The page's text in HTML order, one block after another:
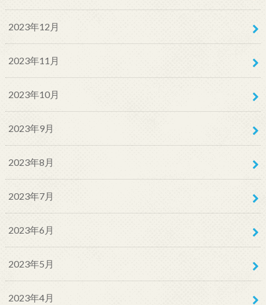
2023年12月
2023年11月
2023年10月
2023年9月
2023年8月
2023年7月
2023年6月
2023年5月
2023年4月